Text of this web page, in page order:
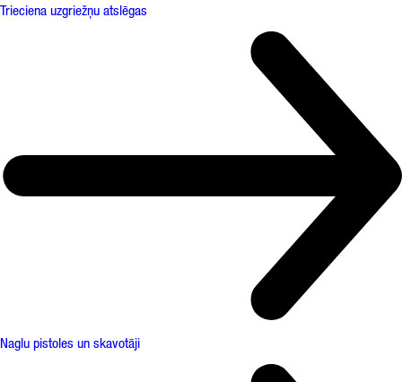
Trieciena uzgriežņu atslēgas
Naglu pistoles un skavotāji